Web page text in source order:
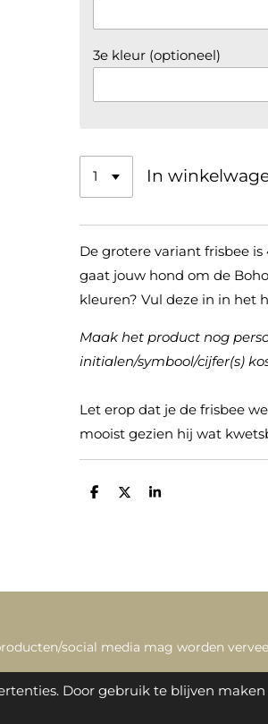
Door gebruik te blijven
3e kleur (optioneel)
In
De grotere variant frisbee
gaat jouw hond om de
kleuren? Vul deze in in het
Maak het product nog
initialen/symbool/cijfer(s)
Let erop dat je de frisbee
mooist gezien hij wat
D
D
S
social media mag worden